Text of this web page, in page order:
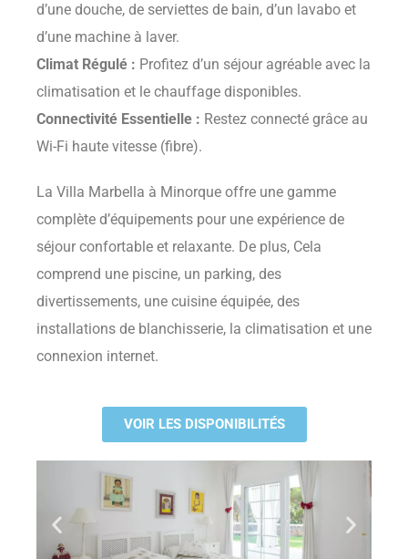
d’une douche, de serviettes de bain, d’un lavabo et
d’une machine à laver.
Climat Régulé : Profitez d’un séjour agréable avec la
climatisation et le chauffage disponibles.
Connectivité Essentielle : Restez connecté grâce au
Wi-Fi haute vitesse (fibre).
La Villa Marbella à Minorque offre une gamme
complète d’équipements pour une expérience de
séjour confortable et relaxante. De plus, Cela
comprend une piscine, un parking, des
divertissements, une cuisine équipée, des
installations de blanchisserie, la climatisation et une
connexion internet.
VOIR LES DISPONIBILITÉS